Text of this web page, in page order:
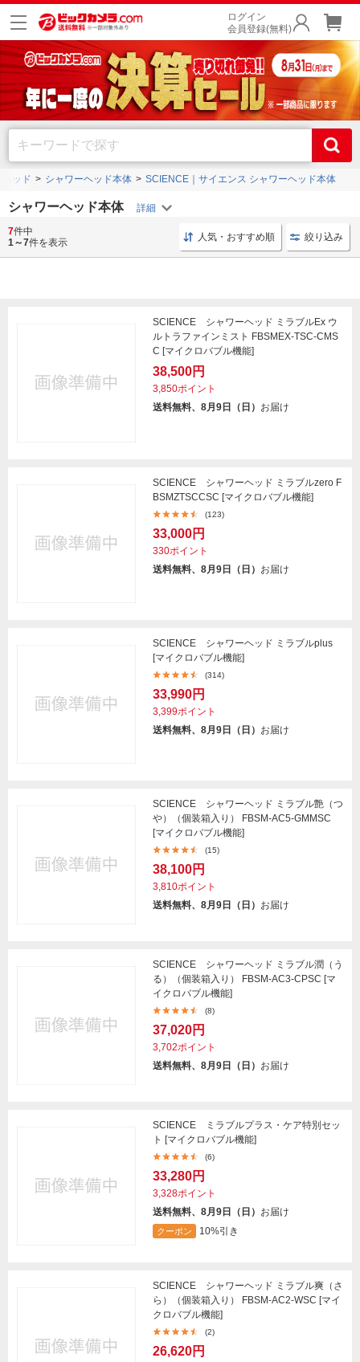
ログイン
会員登録(無料)
ッド シャワーヘッド本体 SCIENCE｜サイエンス シャワーヘッド本体
シャワーヘッド本体
節水 シャワーヘッド シャワーヘッド シルバー シャ
7件中
1～7件を表示 人気・おすすめ順 絞り込み
SCIENCE シャワーヘッド ミラブルEx ウ
ルトラファインミスト FBSMEX-TSC-CMS
C [マイクロバブル機能]
38,500円
3,850ポイント
送料無料、8月9日（日） お届け
SCIENCE シャワーヘッド ミラブルzero F
BSMZTSCCSC [マイクロバブル機能]
(123)
33,000円
330ポイント
送料無料、8月9日（日） お届け
SCIENCE シャワーヘッド ミラブルplus
[マイクロバブル機能]
(314)
33,990円
3,399ポイント
送料無料、8月9日（日） お届け
SCIENCE シャワーヘッド ミラブル艶（つ
や）（個装箱入り） FBSM-AC5-GMMSC
[マイクロバブル機能]
(15)
38,100円
3,810ポイント
送料無料、8月9日（日） お届け
SCIENCE シャワーヘッド ミラブル潤（う
る）（個装箱入り） FBSM-AC3-CPSC [マ
イクロバブル機能]
(8)
37,020円
3,702ポイント
送料無料、8月9日（日） お届け
SCIENCE ミラブルプラス・ケア特別セッ
ト [マイクロバブル機能]
(6)
33,280円
3,328ポイント
送料無料、8月9日（日） お届け
クーポン 10%引き
SCIENCE シャワーヘッド ミラブル爽（さ
ら）（個装箱入り） FBSM-AC2-WSC [マイ
クロバブル機能]
(2)
26,620円